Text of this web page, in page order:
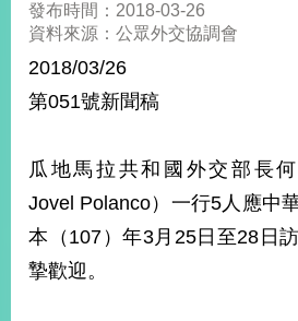
總
合
外
價
外
交
經
濟
不
發布時間：2018-03-26
資料來源：公眾外交協調會
2018/03/26
第051號新聞稿
瓜地馬拉共和國外交部長
Jovel Polanco）一行5人應中
本（107）年3月25日至28日
摯歡迎。